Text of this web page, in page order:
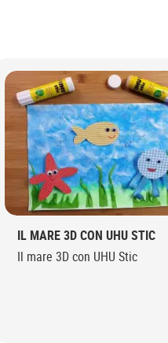
IL MARE 3D CON UHU STIC
Il mare 3D con UHU Stic